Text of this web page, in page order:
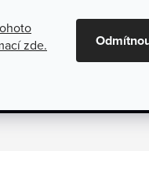
zde.
Všeobecné